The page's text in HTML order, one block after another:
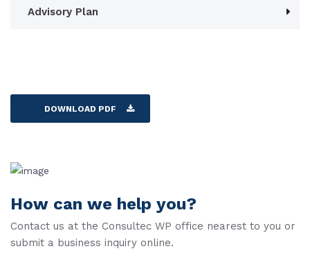
Advisory Plan
DOWNLOAD PDF
How can we help you?
Contact us at the Consultec WP office nearest to you or
submit a business inquiry online.